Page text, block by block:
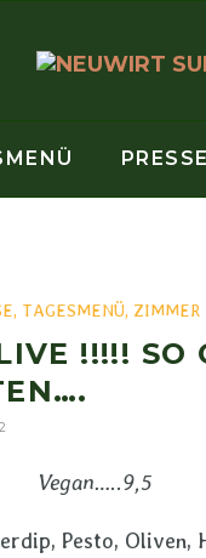
PRESSE
, TAGESMENÜ, ZIMMER
!!!!! SO
Vegan…..9,5
Pesto, Oliven,